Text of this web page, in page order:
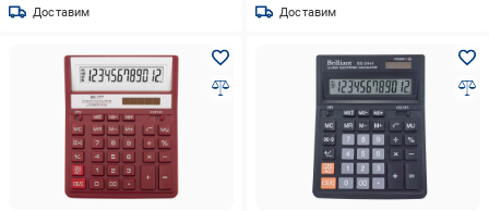
Доставим Доставим